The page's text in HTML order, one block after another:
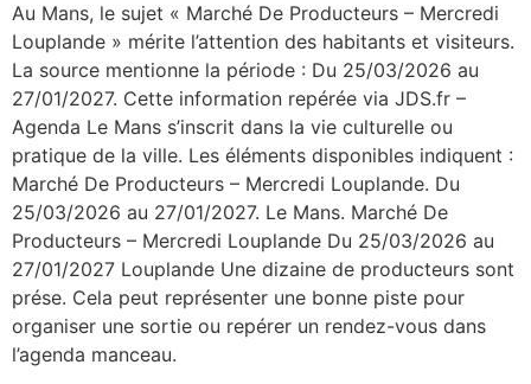
Au Mans, le sujet « Marché De Producteurs – Mercredi
Louplande » mérite l’attention des habitants et visiteurs.
La source mentionne la période : Du 25/03/2026 au
27/01/2027. Cette information repérée via JDS.fr –
Agenda Le Mans s’inscrit dans la vie culturelle ou
pratique de la ville. Les éléments disponibles indiquent :
Marché De Producteurs – Mercredi Louplande. Du
25/03/2026 au 27/01/2027. Le Mans. Marché De
Producteurs – Mercredi Louplande Du 25/03/2026 au
27/01/2027 Louplande Une dizaine de producteurs sont
prése. Cela peut représenter une bonne piste pour
organiser une sortie ou repérer un rendez-vous dans
l’agenda manceau.